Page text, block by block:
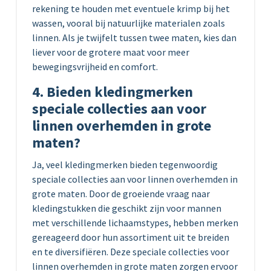
rekening te houden met eventuele krimp bij het
wassen, vooral bij natuurlijke materialen zoals
linnen. Als je twijfelt tussen twee maten, kies dan
liever voor de grotere maat voor meer
bewegingsvrijheid en comfort.
4. Bieden kledingmerken
speciale collecties aan voor
linnen overhemden in grote
maten?
Ja, veel kledingmerken bieden tegenwoordig
speciale collecties aan voor linnen overhemden in
grote maten. Door de groeiende vraag naar
kledingstukken die geschikt zijn voor mannen
met verschillende lichaamstypes, hebben merken
gereageerd door hun assortiment uit te breiden
en te diversifiëren. Deze speciale collecties voor
linnen overhemden in grote maten zorgen ervoor